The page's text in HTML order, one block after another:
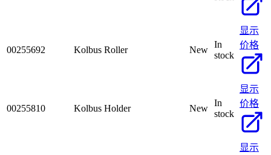
00255692 Kolbus Roller New
In
stock
显示
价格
00255810 Kolbus Holder New
In
stock
显示
价格
显示